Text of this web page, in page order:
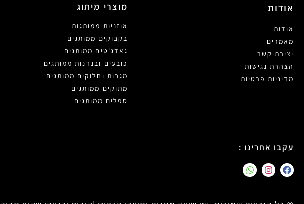
אודות
אודות
מאמרים
יצירת קשר
הצהרת נגישות
מדיניות פרטיות
מוצרי מיתוג
אוזניות ממותגות
בקבוקים ממותגים
גאדג'טים ממותגים
כובעים ובנדנות ממותגים
מגבות וחלוקים ממותגים
מתוקים ממותגים
ספלים ממותגים
עקבו אחרינו :